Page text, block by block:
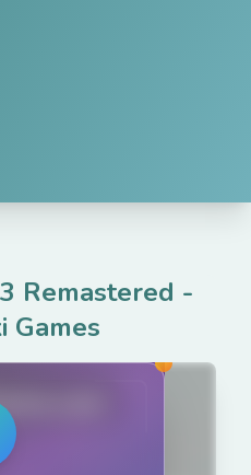
Remastered -
Games